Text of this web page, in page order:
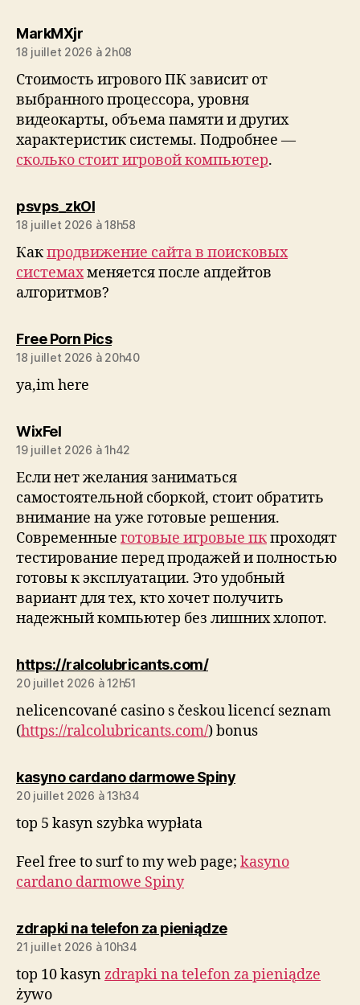
MarkMXjrdit :
18 juillet 2026 à 2h08
Стоимость игрового ПК зависит от
выбранного процессора, уровня
видеокарты, объема памяти и других
характеристик системы. Подробнее —
сколько стоит игровой компьютер.
psvps_zkOldit :
18 juillet 2026 à 18h58
Какпродвижение сайта в поисковых
системахменяется после апдейтов
алгоритмов?
Free Porn Picsdit :
18 juillet 2026 à 20h40
ya,im here
WixFeldit :
19 juillet 2026 à 1h42
Если нет желания заниматься
самостоятельной сборкой, стоит обратить
внимание на уже готовые решения.
Современные готовые игровые пкпроходят
тестирование перед продажей и полностью
готовы к эксплуатации. Это удобный
вариант для тех, кто хочет получить
надежный компьютер без лишних хлопот.
https://ralcolubricants.com/dit :
20 juillet 2026 à 12h51
nelicencované casino s českou licencí seznam
(https://ralcolubricants.com/) bonus
kasyno cardano darmowe Spinydit :
20 juillet 2026 à 13h34
top 5 kasyn szybka wypłata
Feel free to surf to my web page; kasyno
cardano darmowe Spiny
zdrapki na telefon za pieniądzedit :
21 juillet 2026 à 10h34
top 10 kasynzdrapki na telefon za pieniądze
żywo